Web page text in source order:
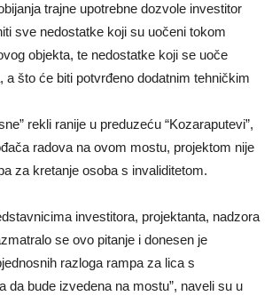
trajne upotrebne dozvole investitor
sve nedostatke koji su uočeni tokom
objekta, te nedostatke koji se uoče
a što će biti potvrđeno dodatnim tehničkim
rekli ranije u preduzeću “Kozaraputevi”,
radova na ovom mostu, projektom nije
za kretanje osoba s invaliditetom.
investitora, projektanta, nadzora
se ovo pitanje i donesen je
razloga rampa za lica s
da bude izvedena na mostu”, naveli su u